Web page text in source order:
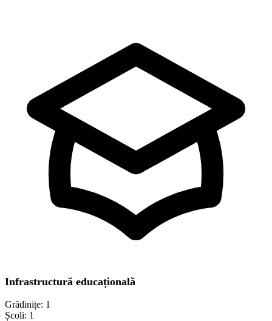
Infrastructură educațională
Grădinițe: 1
Școli: 1